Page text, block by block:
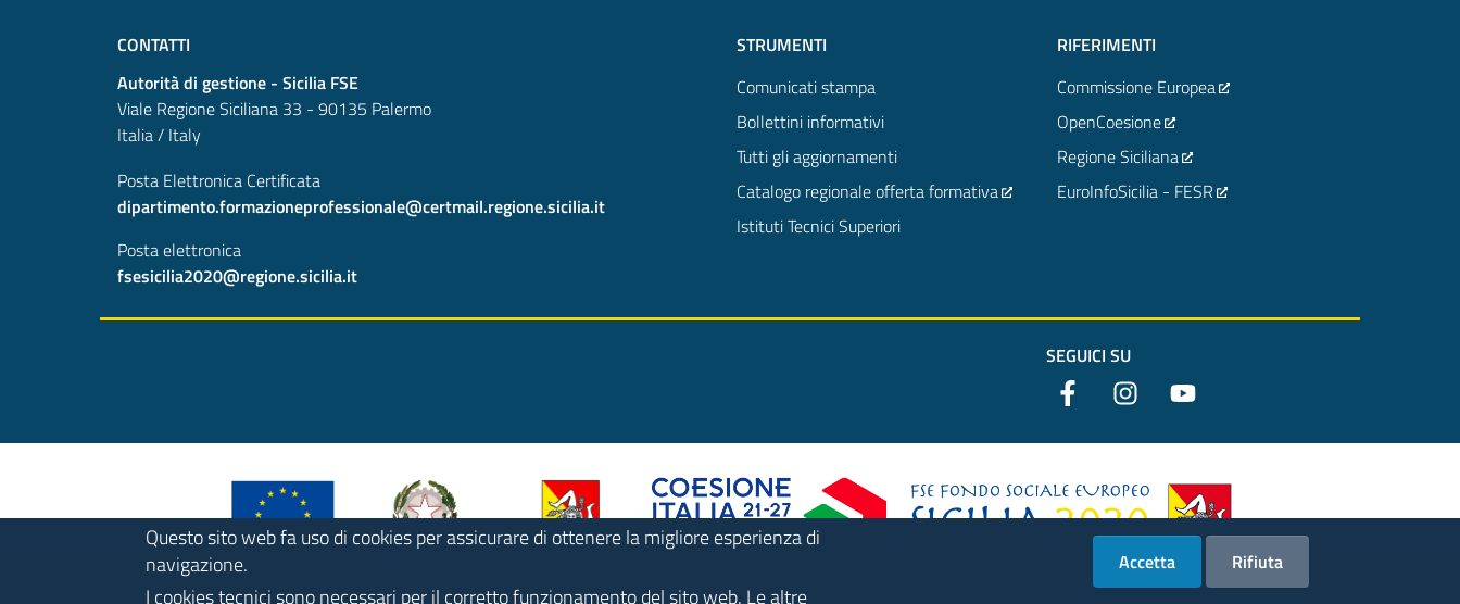
CONTATTI
Autorità di gestione - Sicilia FSE
Viale Regione Siciliana 33 - 90135 Palermo
Italia / Italy
Posta Elettronica Certificata
dipartimento.formazioneprofessionale@certmail.regione.sicilia.it
Posta elettronica
fsesicilia2020@regione.sicilia.it
STRUMENTI
Comunicati stampa
Bollettini informativi
Tutti gli aggiornamenti
Catalogo regionale offerta formativa
Istituti Tecnici Superiori
RIFERIMENTI
Commissione Europea
OpenCoesione
Regione Siciliana
EuroInfoSicilia - FESR
SEGUICI SU
Questo sito web fa uso di cookies per assicurare di ottenere la migliore esperienza di
navigazione.
I cookies tecnici sono necessari per il corretto funzionamento del sito web. Le altre
Accetta Rifiuta